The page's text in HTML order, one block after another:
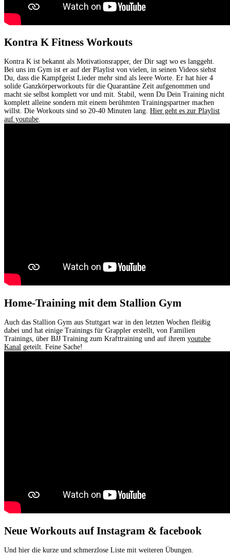
Kontra K Fitness Workouts
Kontra K ist bekannt als Motivationsrapper, der Dir sagt wo es langgeht.
Bei uns im Gym ist er auf der Playlist von vielen, in seinen Videos siehst
Du, dass die Kampfgeist Lieder mehr sind als leere Worte. Er hat hier 4
solide Ganzkörperworkouts für die Quarantäne Zeit aufgenommen und
macht sie selbst komplett vor und mit. Stabil, wenn Du Dein Training nicht
komplett alleine sondern mit einem berühmten Trainingspartner machen
willst. Die Workouts sind so 20-40 Minuten lang. Hier geht es zur Playlist
auf youtube.
Home-Training mit dem Stallion Gym
Auch das Stallion Gym aus Stuttgart war in den letzten Wochen fleißig
dabei und hat einige Trainings für Grappler erstellt, von Familien
Trainings, über BJJ Training zum Krafttraining und auf ihrem youtube
Kanal geteilt. Feine Sache!
Neue Workouts auf Instagram & facebook
Und hier die kurze und schmerzlose Liste mit weiteren Übungen.